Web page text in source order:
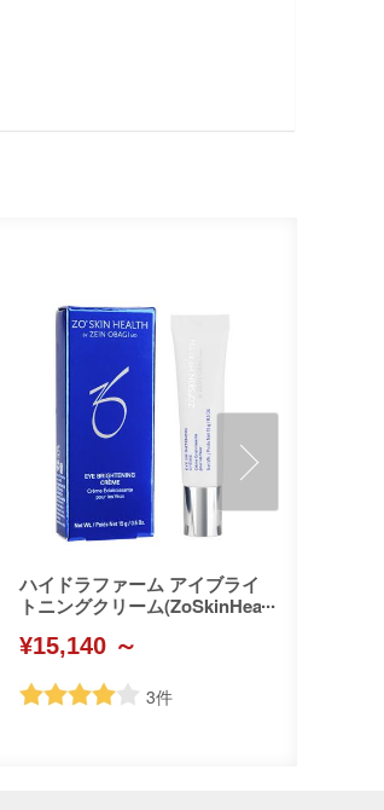
ハイドラファーム アイブライ
トニングクリーム(ZoSkinHea
¥15,140 ～
3件